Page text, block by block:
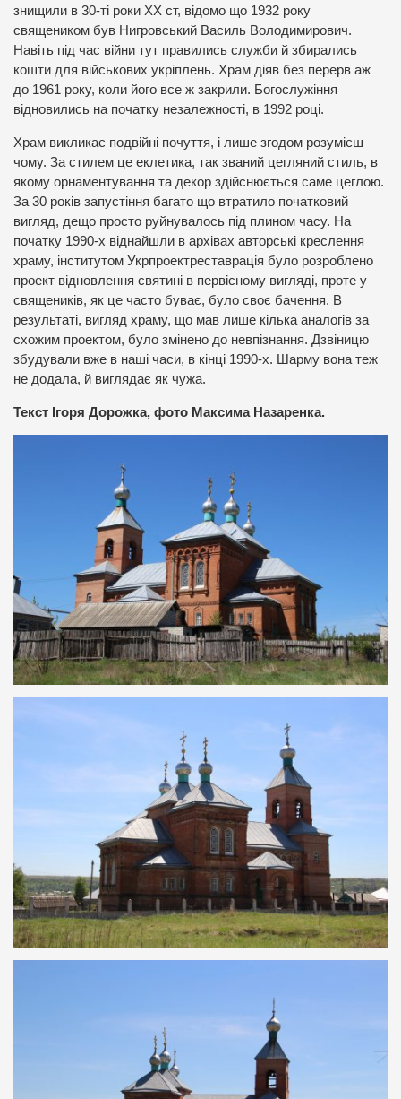
знищили в 30-ті роки ХХ ст, відомо що 1932 року
священиком був Нигровський Василь Володимирович.
Навіть під час війни тут правились служби й збирались
кошти для військових укріплень. Храм діяв без перерв аж
до 1961 року, коли його все ж закрили. Богослужіння
відновились на початку незалежності, в 1992 році.
Храм викликає подвійні почуття, і лише згодом розумієш
чому. За стилем це еклетика, так званий цегляний стиль, в
якому орнаментування та декор здійснюється саме цеглою.
За 30 років запустіння багато що втратило початковий
вигляд, дещо просто руйнувалось під плином часу. На
початку 1990-х віднайшли в архівах авторські креслення
храму, інститутом Укрпроектреставрація було розроблено
проект відновлення святині в первісному вигляді, проте у
священиків, як це часто буває, було своє бачення. В
результаті, вигляд храму, що мав лише кілька аналогів за
схожим проектом, було змінено до невпізнання. Дзвіницю
збудували вже в наші часи, в кінці 1990-х. Шарму вона теж
не додала, й виглядає як чужа.
Текст Ігоря Дорожка, фото Максима Назаренка.